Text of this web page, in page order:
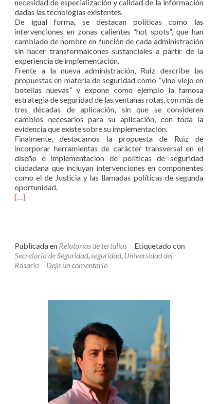
necesidad de especialización y calidad de la información
dadas las tecnologías existentes.
De igual forma, se destacan políticas como las
intervenciones en zonas calientes “hot spots”, que han
cambiado de nombre en función de cada administración
sin hacer transformaicones sustanciales a partir de la
experiencia de implementación.
Frente a la nueva administración, Ruiz describe las
propuestas en materia de seguridad como “vino viejo en
botellas nuevas” y expone como ejemplo la famosa
estrategia de seguridad de las ventanas rotas, con más de
tres décadas de aplicación, sin que se consideren
cambios necesarios para su aplicación, con toda la
evidencia que existe sobre su implementación.
Finalmente, destacamos la propuesta de Ruiz de
incorporar herramientas de carácter transversal en el
diseño e implementación de políticas de seguridad
ciudadana que incluyan intervenciones en componentes
como el de Justicia y las llamadas políticas de segunda
oportunidad.
[…]
Publicada en Relatorías de tertulias
Etiquetado con
Secretaría de Seguridad,seguridad, Universidad del
Rosario
Deja un comentario